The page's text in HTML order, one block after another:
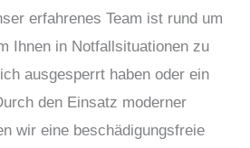
erfahrenes Team ist rund um
Ihnen in Notfallsituationen zu
ausgesperrt haben oder ein
den Einsatz moderner
wir eine beschädigungsfreie